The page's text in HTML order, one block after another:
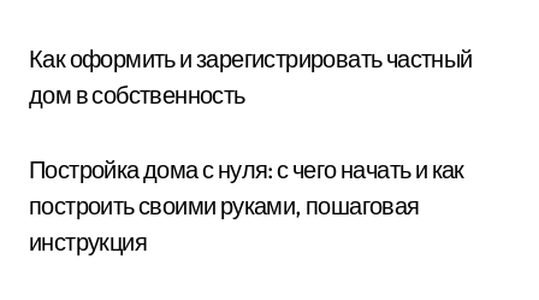
Как оформить и зарегистрировать частный
дом в собственность
Постройка дома с нуля: с чего начать и как
построить своими руками, пошаговая
инструкция